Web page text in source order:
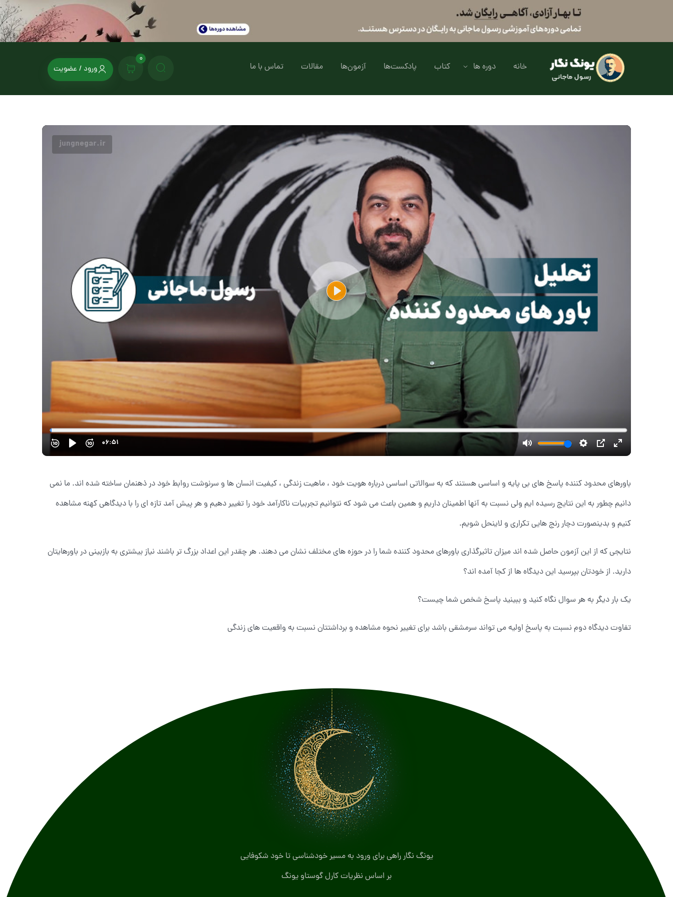
خانه دوره ها کتاب پادکست‌ها آزمون‌ها مقالات تماس با ما
0
ورود / عضویت
باورهای محدود کننده پاسخ های بی پایه و اساسی هستند که به سوالاتی اساسی درباره هویت خود ، ماهیت زندگی ، کیفیت انسان ها و سرنوشت روابط خود در ذهنمان ساخته شده اند. ما نمی
دانیم چطور به این نتایج رسیده ایم ولی نسبت به آنها اطمینان داریم و همین باعث می شود که نتوانیم تجربیات ناکارآمد خود را تغییر دهیم و هر پیش آمد تازه ای را با دیدگاهی کهنه مشاهده
کنیم و بدینصورت دچار رنج هایی تکراری و لاینحل شویم.
نتایجی که از این آزمون حاصل شده اند میزان تاثیرگذاری باورهای محدود کننده شما را در حوزه های مختلف نشان می دهند. هر چقدر این اعداد بزرگ تر باشند نیاز بیشتری به بازبینی در باورهایتان
دارید. از خودتان بپرسید این دیدگاه ها از کجا آمده اند؟
یک بار دیگر به هر سوال نگاه کنید و ببینید پاسخ شخص شما چیست؟
تفاوت دیدگاه دوم نسبت به پاسخ اولیه می تواند سرمشقی باشد برای تغییر نحوه مشاهده و برداشتتان نسبت به واقعیت های زندگی
یونگ نگار راهی برای ورود به مسیر خودشناسی تا خود شکوفایی
بر اساس نظریات کارل گوستاو یونگ